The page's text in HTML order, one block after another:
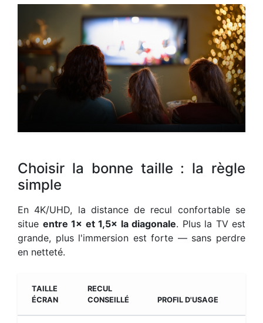
Choisir la bonne taille : la règle
simple
En 4K/UHD, la distance de recul confortable se
situe entre 1× et 1,5× la diagonale. Plus la TV est
grande, plus l'immersion est forte — sans perdre
en netteté.
TAILLE
ÉCRAN
RECUL
CONSEILLÉ
PROFIL D'USAGE